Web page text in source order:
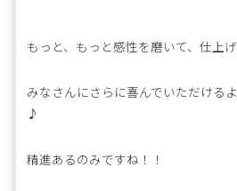
もっと、もっと感性を磨いて、仕上
みなさんにさらに喜んでいただける
♪
精進あるのみですね！！